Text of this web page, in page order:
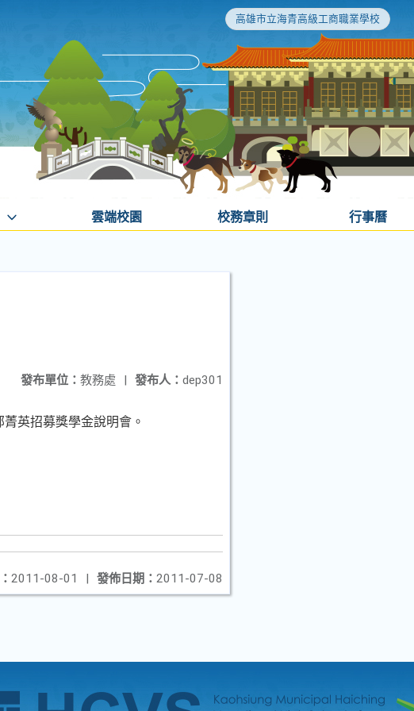
高雄市立海青高級工商職業學校
雲端校園 校務章則 行事曆
發布人： dep301
發布單位： 教務處 |
英招募獎學金說明會。
發佈日期： 2011-07-08
2011-08-01 |